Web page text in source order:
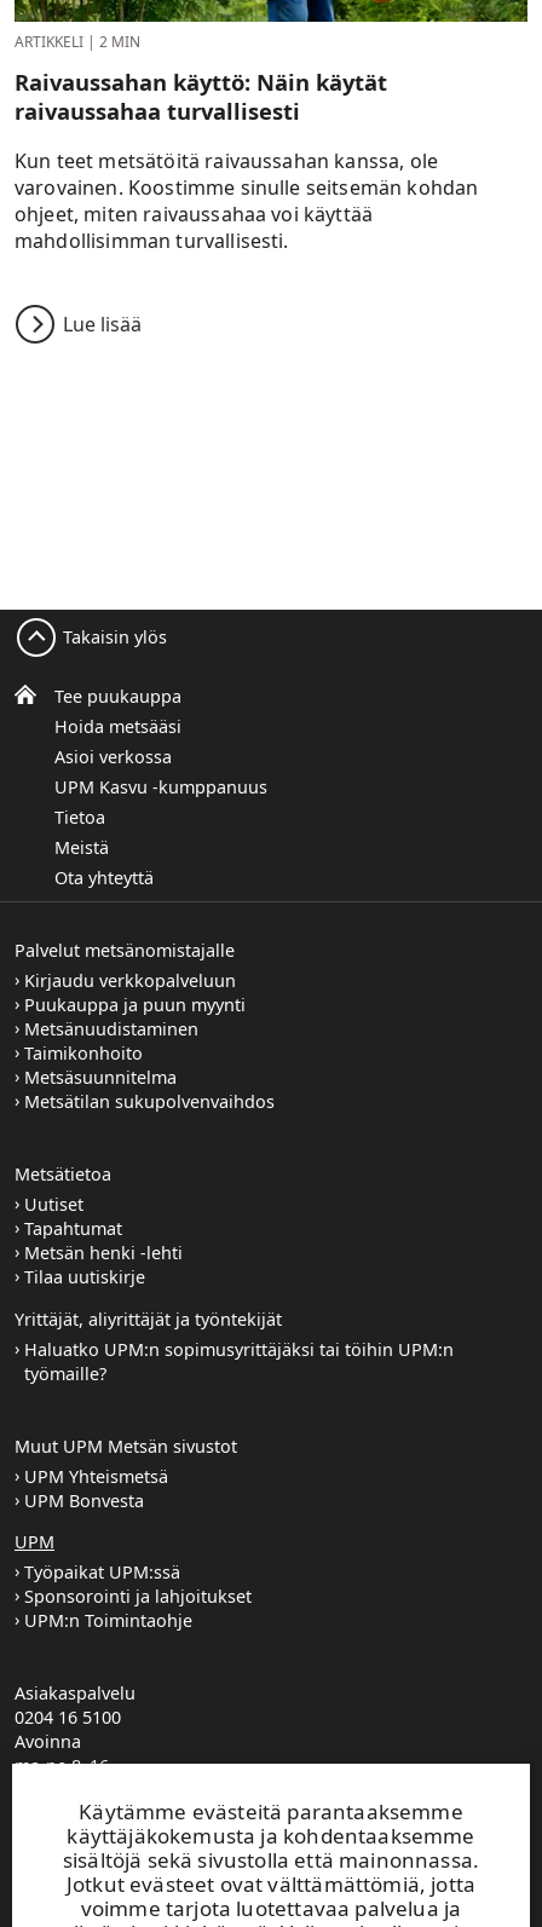
ARTIKKELI | 2 MIN
Raivaussahan käyttö: Näin käytät
raivaussahaa turvallisesti
Kun teet metsätöitä raivaussahan kanssa, ole
varovainen. Koostimme sinulle seitsemän kohdan
ohjeet, miten raivaussahaa voi käyttää
mahdollisimman turvallisesti.
Lue lisää
Käytämme evästeitä parantaaksemme
käyttäjäkokemusta ja kohdentaaksemme
sisältöjä sekä sivustolla että mainonnassa.
Jotkut evästeet ovat välttämättömiä, jotta
voimme tarjota luotettavaa palvelua ja
Tee puukauppa
Hoida metsääsi
Asioi verkossa
UPM Kasvu -kumppanuus
Tietoa
Meistä
Ota yhteyttä
Takaisin ylös
Palvelut metsänomistajalle
Kirjaudu verkkopalveluun
Puukauppa ja puun myynti
Metsänuudistaminen
Taimikonhoito
Metsäsuunnitelma
Metsätilan sukupolvenvaihdos
Metsätietoa
Uutiset
Tapahtumat
Metsän henki -lehti
Tilaa uutiskirje
Yrittäjät, aliyrittäjät ja työntekijät
Haluatko UPM:n sopimusyrittäjäksi tai töihin UPM:n
työmaille?
Muut UPM Metsän sivustot
UPM Yhteismetsä
UPM Bonvesta
UPM
Työpaikat UPM:ssä
Sponsorointi ja lahjoitukset
UPM:n Toimintaohje
Asiakaspalvelu
0204 16 5100
Avoinna
ma-pe 8–16
0204 16 121
etunimi.sukunimi@upm.com
Metsäasiakasvastaavien yhteystiedot
Metsäpalvelutoimistojen yhteystiedot